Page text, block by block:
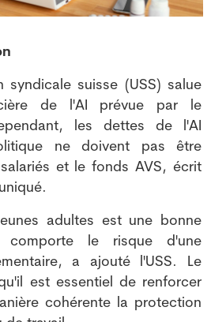
suisse (USS) salue
de l'AI prévue par le
les dettes de l'AI
ne doivent pas être
et le fonds AVS, écrit
adultes est une bonne
le risque d'une
a ajouté l'USS. Le
est essentiel de renforcer
cohérente la protection